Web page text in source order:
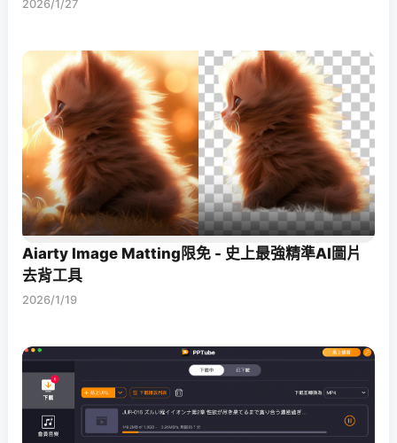
2026/1/27
Aiarty Image Matting限免 - 史上最強精準AI圖片
去背工具
2026/1/19